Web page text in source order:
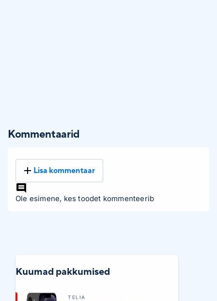
Kommentaarid
Lisa kommentaar
Ole esimene, kes toodet kommenteerib
Kuumad pakkumised
TELIA